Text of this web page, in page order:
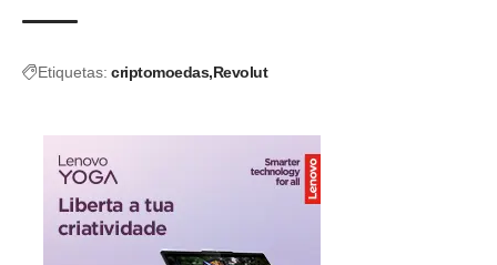
Etiquetas: criptomoedas Revolut